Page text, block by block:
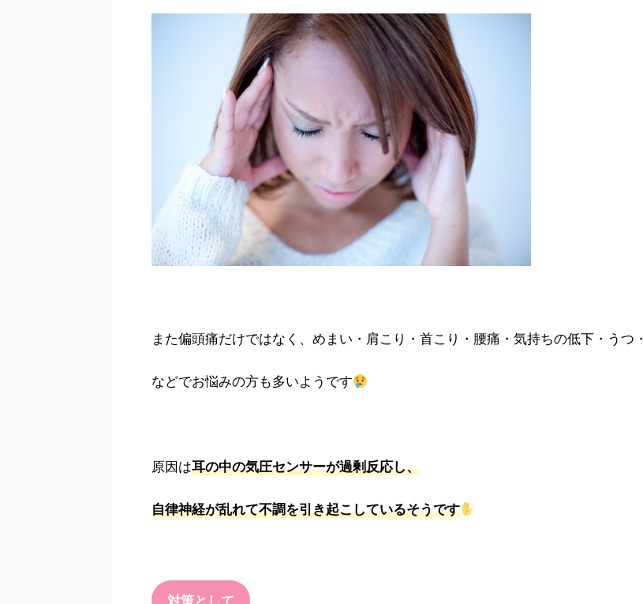
また偏頭痛だけではなく、めまい・肩こり・首こり・腰痛・気持ちの低下・うつ・
などでお悩みの方も多いようです
原因は耳の中の気圧センサーが過剰反応し、
自律神経が乱れて不調を引き起こしているそうです
対策として